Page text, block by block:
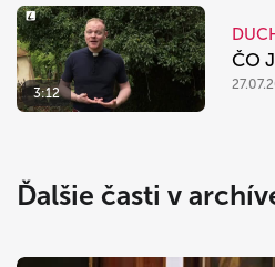
3:12
ČO
Ďalšie časti v